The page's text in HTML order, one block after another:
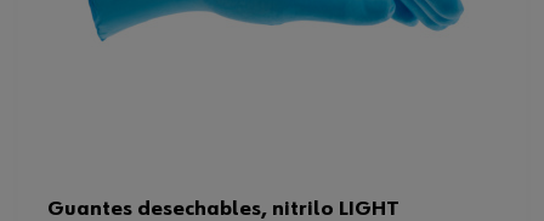
Guantes desechables, nitrilo LIGHT